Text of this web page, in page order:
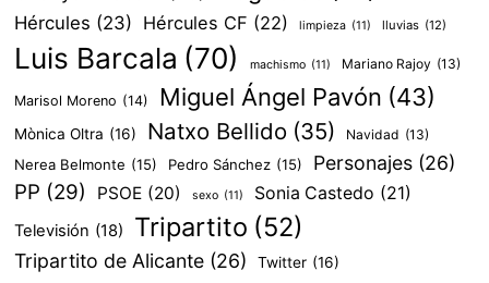
Hércules (23) Hércules CF (22) limpieza (11) lluvias (12)
Luis Barcala (70) machismo (11) Mariano Rajoy (13)
Marisol Moreno (14) Miguel Ángel Pavón (43)
Mònica Oltra (16) Natxo Bellido (35) Navidad (13)
Nerea Belmonte (15) Pedro Sánchez (15) Personajes (26)
PP (29) PSOE (20) sexo (11) Sonia Castedo (21)
Televisión (18) Tripartito (52)
Tripartito de Alicante (26) Twitter (16)